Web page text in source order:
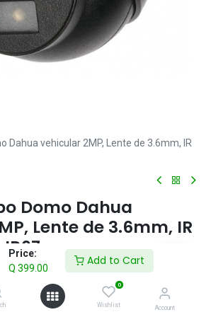
Price:
Q 399.00
Add to Cart
0
Wishlist Account
Dahua vehicular 2MP, Lente de 3.6mm, IR
Domo Dahua
Lente de 3.6mm, IR
conmutable